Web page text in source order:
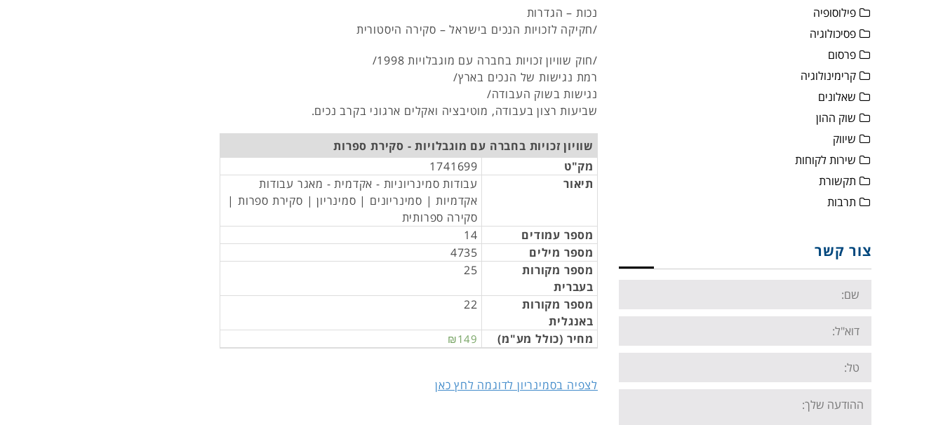
נכות – הגדרות
/חקיקה לזכויות הנכים בישראל – סקירה היסטורית
/חוק שוויון זכויות בחברה עם מוגבלויות 1998/
רמת נגישות של הנכים בארץ/
נגישות בשוק העבודה/
שביעות רצון בעבודה, מוטיבציה ואקלים ארגוני בקרב נכים.
שוויון זכויות בחברה עם מוגבלויות - סקירת ספרות
מק"ט
1741699
תיאור
עבודות סמינריוניות - אקדמית - מאגר עבודות
אקדמיות | סמינריונים | סמינריון | סקירת ספרות |
סקירה ספרותית
מספר עמודים
14
מספר מילים
4735
מספר מקורות
בעברית
25
מספר מקורות
באנגלית
22
מחיר (כולל מע"מ) ₪149
לצפיה בסמינריון לדוגמה לחץ כאן
פילוסופיה
פסיכולוגיה
פרסום
קרימינולוגיה
שאלונים
שוק ההון
שיווק
שירות לקוחות
תקשורת
תרבות
צור קשר
Name:
Email:
Tel:
Your
message: